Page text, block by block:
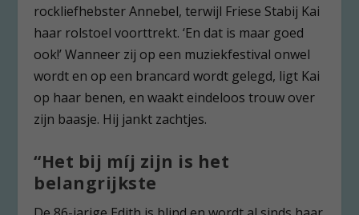
rockliefhebster Annebel, terwijl Friese Stabij Kai
haar rolstoel voorttrekt. ‘En dat is maar goed
ook!’ Wanneer zij op een muziekfestival onwel
wordt en op een brancard wordt gelegd, ligt Kai
op haar benen, en waakt eindeloos trouw over
zijn baasje. Hij jankt zachtjes.
“Het bij míj zijn is het
belangrijkste